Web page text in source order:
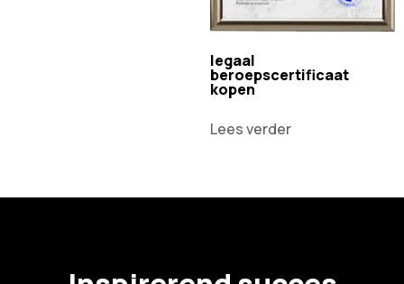
legaal
beroepscertificaat
kopen
Lees verder